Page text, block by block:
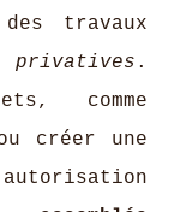
travaux
privatives .
comme
créer une